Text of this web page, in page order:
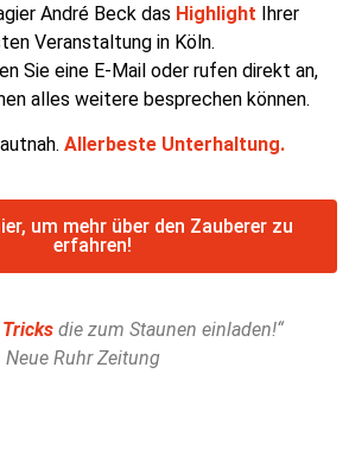
André Beck das Highlight Ihrer
Veranstaltung in Köln.
Sie eine E-Mail oder rufen direkt an,
alles weitere besprechen können.
Allerbeste Unterhaltung.
um mehr über den Zauberer zu
erfahren!
die zum Staunen einladen!“
Neue Ruhr Zeitung